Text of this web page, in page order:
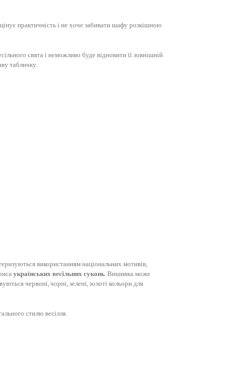
практичність і не хоче забивати шафу розкішною
свята і неможливо буде відновити її зовнішній
табличку.
використанням національних мотивів,
українських весільних суконь. Вишивка може
червоні, чорні, зелені, золоті кольори для
стилю весілля.